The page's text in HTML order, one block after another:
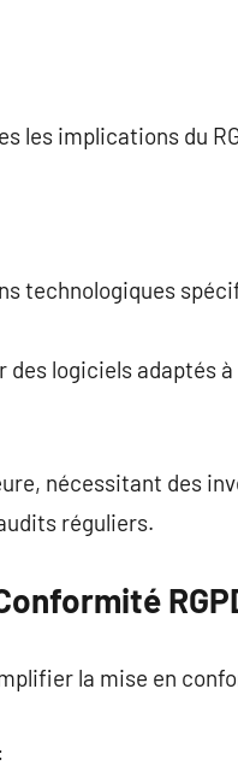
les implications du
technologiques
logiciels adaptés
nécessitant des
réguliers.
la mise en